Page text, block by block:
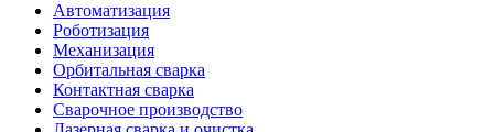
Автоматизация
Роботизация
Механизация
Орбитальная сварка
Контактная сварка
Сварочное производство